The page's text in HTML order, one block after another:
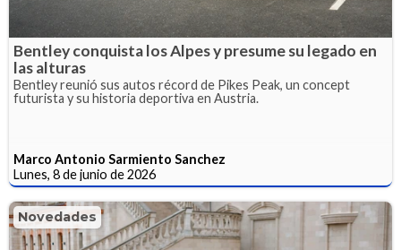
Bentley conquista los Alpes y presume su legado en
las alturas
Bentley reunió sus autos récord de Pikes Peak, un concept
futurista y su historia deportiva en Austria.
Marco Antonio Sarmiento Sanchez
Lunes, 8 de junio de 2026
Novedades